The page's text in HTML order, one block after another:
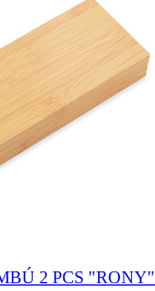
2 PCS "RONY"